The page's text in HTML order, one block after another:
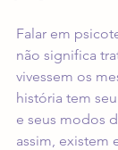
Falar em
não significa
vivessem os
história tem
e seus modos
assim, existem